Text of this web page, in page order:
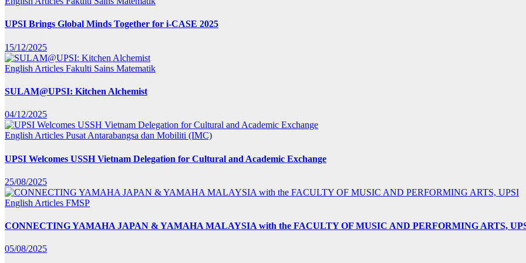
UPSI Brings Global Minds Together for i-CASE 2025
15/12/2025
English Articles Fakulti Sains Matematik
SULAM@UPSI: Kitchen Alchemist
04/12/2025
English Articles Pusat Antarabangsa dan Mobiliti (IMC)
UPSI Welcomes USSH Vietnam Delegation for Cultural and Academic Exchange
25/08/2025
English Articles FMSP
CONNECTING YAMAHA JAPAN & YAMAHA MALAYSIA with the FACULTY OF MUSIC AND PERFORMING ARTS,
05/08/2025